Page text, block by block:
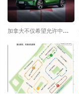
加拿大不仅希望允许中国进
与中国汽车公司合作，向世
界各地出口电动汽车